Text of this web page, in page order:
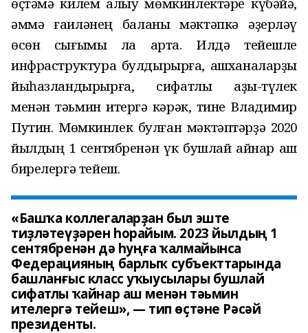
әммә ғаиләнең баланы мәктәпкә әҙерләү
өсөн сығымы ла арта. Илдә тейешле
инфраструктура булдырырға, ашханаларҙы
йыһазландырырға, сифатлы аҙыҡ-түлек
менән тәьмин итергә кәрәк, тине Владимир
Путин. Мөмкинлек булған мәктәптәрҙә 2020
йылдың 1 сентябренән үк бушлай ҡайнар аш
бирелергә тейеш.
«Башҡа коллегаларҙан был эште
тиҙләтеүҙәрен һорайым. 2023 йылдың 1
сентябренән дә һуңға ҡалмайынса
Федерацияның барлыҡ субъекттарында
башланғыс класс уҡыусылары бушлай
сифатлы ҡайнар аш менән тәьмин
ителергә тейеш», — тип өҫтәне Рәсәй
президенты.